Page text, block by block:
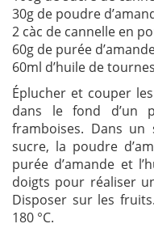
30g de poudre
2 càc de cannelle en
60g de purée
60ml d’huile de
Éplucher et couper
dans le fond d’un
framboises. Dans un
sucre, la poudre
purée d’amande et
doigts pour réaliser
Disposer sur les
180 °C.